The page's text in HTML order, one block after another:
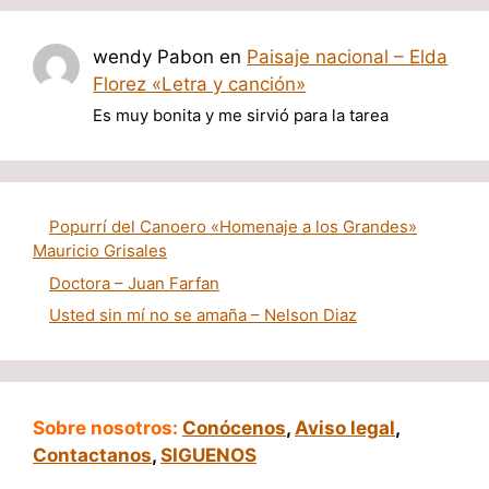
wendy Pabon en Paisaje nacional – Elda
Florez «Letra y canción»
Es muy bonita y me sirvió para la tarea
Popurrí del Canoero «Homenaje a los Grandes»
Mauricio Grisales
Doctora – Juan Farfan
Usted sin mí no se amaña – Nelson Diaz
Sobre nosotros: Conócenos, Aviso legal,
Contactanos, SIGUENOS